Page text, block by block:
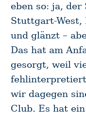
eben so: ja,
Stuttgart-
und glänzt –
Das hat am
gesorgt, weil
fehlinterpretiert
wir dagegen
Club. Es hat